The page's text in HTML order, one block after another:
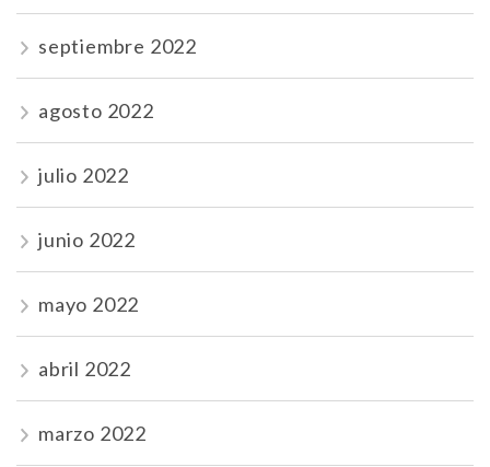
septiembre 2022
agosto 2022
julio 2022
junio 2022
mayo 2022
abril 2022
marzo 2022